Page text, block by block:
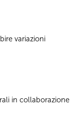
variazioni
in collaborazione